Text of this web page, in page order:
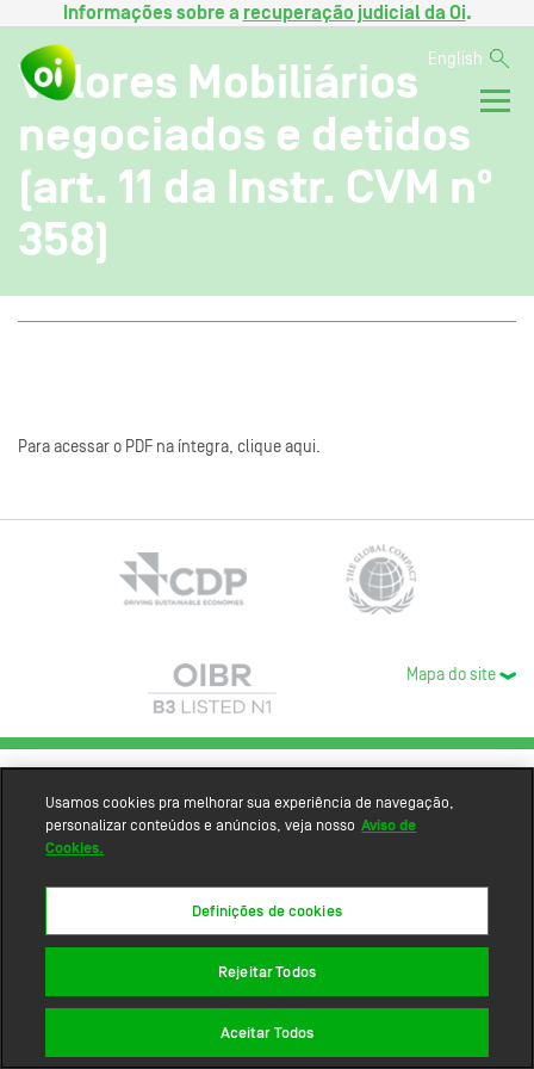
Informações sobre a recuperação judicial da Oi.
English
Valores Mobiliários
negociados e detidos
(art. 11 da Instr. CVM nº
358)
Para acessar o PDF na íntegra, clique aqui.
Mapa do site
Usamos cookies pra melhorar sua experiência de navegação,
personalizar conteúdos e anúncios, veja nosso Aviso de
Cookies.
Definições de cookies
Rejeitar Todos
Aceitar Todos